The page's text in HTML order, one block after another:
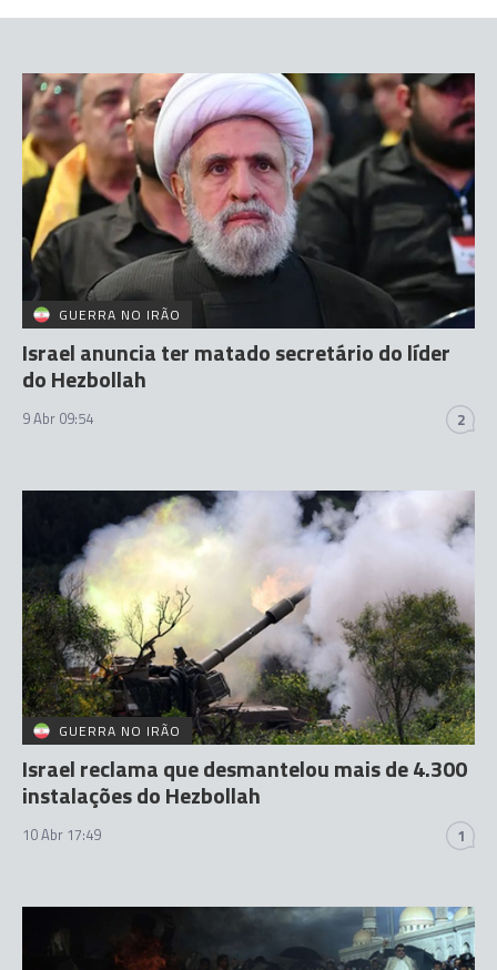
GUERRA NO IRÃO
Israel anuncia ter matado secretário do líder
do Hezbollah
9 Abr 09:54 2
GUERRA NO IRÃO
Israel reclama que desmantelou mais de 4.300
instalações do Hezbollah
10 Abr 17:49 1